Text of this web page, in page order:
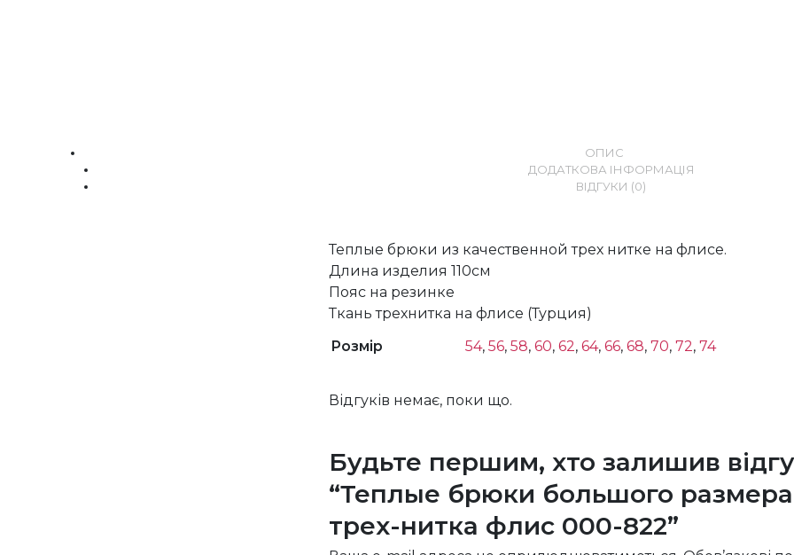
ОПИС
ДОДАТКОВА ІНФОРМАЦІЯ
ВІДГУКИ (0)
Теплые брюки из качественной трех нитке на флисе.
Длина изделия 110см
Пояс на резинке
Ткань трехнитка на флисе (Турция)
Розмір
54, 56, 58, 60, 62, 64, 66, 68, 70, 72, 74
Відгуків немає, поки що.
Будьте першим, хто залишив
“Теплые брюки большого размера
трех-нитка флис 000-822”